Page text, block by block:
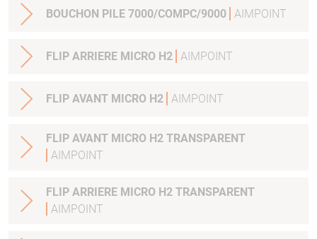
BOUCHON PILE 7000/COMPC/9000 AIMPOINT
FLIP ARRIERE MICRO H2 AIMPOINT
FLIP AVANT MICRO H2 AIMPOINT
FLIP AVANT MICRO H2 TRANSPARENT
AIMPOINT
FLIP ARRIERE MICRO H2 TRANSPARENT
AIMPOINT